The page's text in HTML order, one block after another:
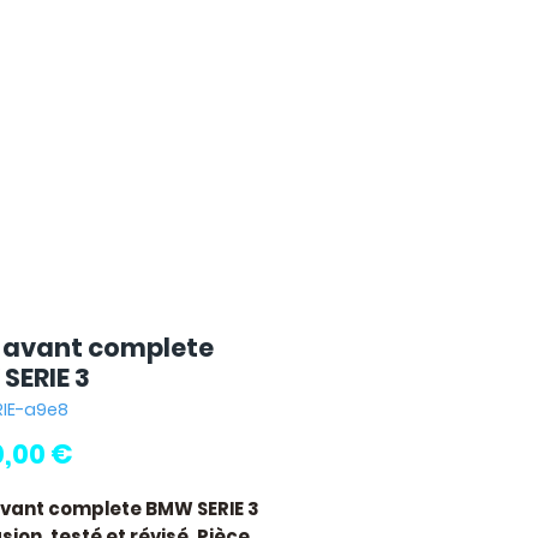
avant complete
3
a9e8
€
complete BMW SERIE 3